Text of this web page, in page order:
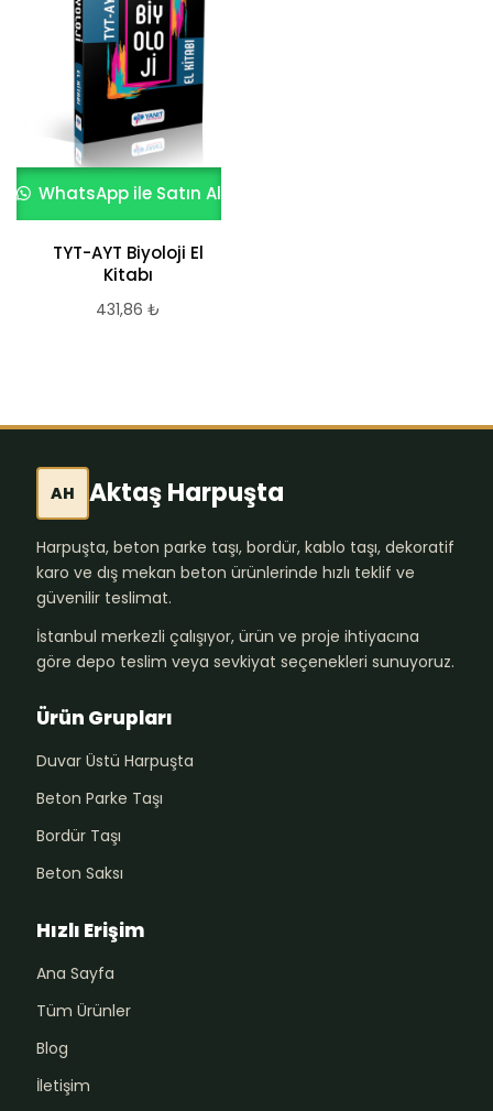
WhatsApp ile Satın Al
TYT-AYT Biyoloji El
Kitabı
431,86 ₺
AH Aktaş Harpuşta
Harpuşta, beton parke taşı, bordür, kablo taşı, dekoratif
karo ve dış mekan beton ürünlerinde hızlı teklif ve
güvenilir teslimat.
İstanbul merkezli çalışıyor, ürün ve proje ihtiyacına
göre depo teslim veya sevkiyat seçenekleri sunuyoruz.
Ürün Grupları
Duvar Üstü Harpuşta
Beton Parke Taşı
Bordür Taşı
Beton Saksı
Hızlı Erişim
Ana Sayfa
Tüm Ürünler
Blog
İletişim